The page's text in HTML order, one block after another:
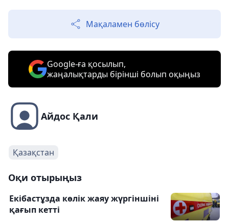
Мақаламен бөлісу
Google-ға қосылып,
жаңалықтарды бірінші болып оқыңыз
Айдос Қали
Қазақстан
Оқи отырыңыз
Екібастұзда көлік жаяу жүргіншіні
қағып кетті